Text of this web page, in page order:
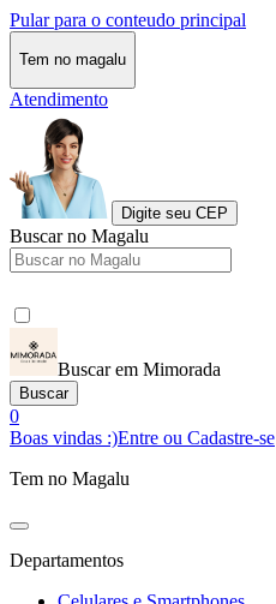
Pular para o conteudo principal
Tem no magalu
Atendimento
Digite seu CEP
Buscar no Magalu
Buscar em Mimorada
Buscar
0
Boas vindas :)Entre ou Cadastre-se
Tem no Magalu
Departamentos